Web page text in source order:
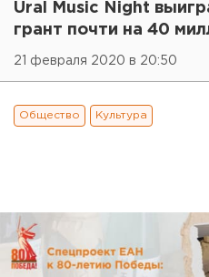
Ural Music Night
грант почти на 40
21 февраля 2020 в 20:50
Общество Культура